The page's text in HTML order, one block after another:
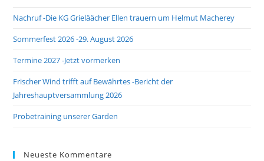
Nachruf -Die KG Grieläächer Ellen trauern um Helmut Macherey
Sommerfest 2026 -29. August 2026
Termine 2027 -Jetzt vormerken
Frischer Wind trifft auf Bewährtes -Bericht der
Jahreshauptversammlung 2026
Probetraining unserer Garden
Neueste Kommentare